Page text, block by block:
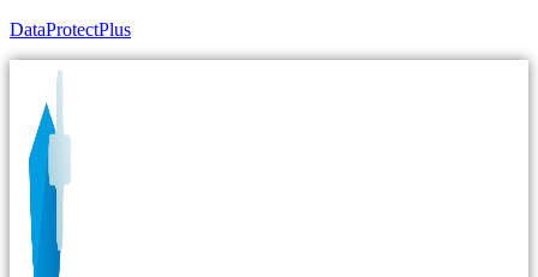
DataProtectPlus